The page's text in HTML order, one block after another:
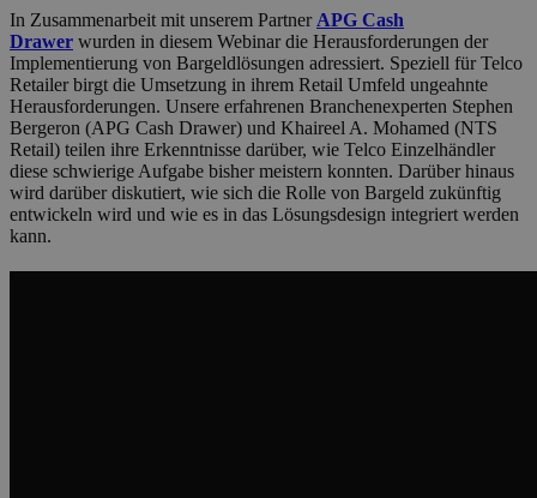
In Zusammenarbeit mit unserem Partner APG Cash
Drawer wurden in diesem Webinar die Herausforderungen der
Implementierung von Bargeldlösungen adressiert. Speziell für Telco
Retailer birgt die Umsetzung in ihrem Retail Umfeld ungeahnte
Herausforderungen. Unsere erfahrenen Branchenexperten Stephen
Bergeron (APG Cash Drawer) und Khaireel A. Mohamed (NTS
Retail) teilen ihre Erkenntnisse darüber, wie Telco Einzelhändler
diese schwierige Aufgabe bisher meistern konnten. Darüber hinaus
wird darüber diskutiert, wie sich die Rolle von Bargeld zukünftig
entwickeln wird und wie es in das Lösungsdesign integriert werden
kann.